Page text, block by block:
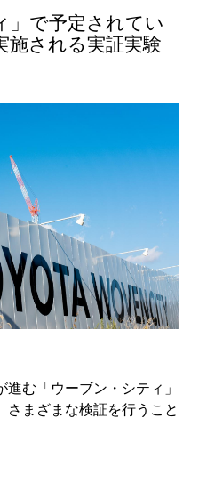
」で予定されてい
施される実証実験
む「ウーブン・シティ」
まざまな検証を行うこと